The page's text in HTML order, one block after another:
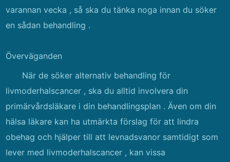
varannan vecka , så ska du tänka noga innan du söker
en sådan behandling .
Överväganden
När de söker alternativ behandling för
livmoderhalscancer , ska du alltid involvera din
primärvårdsläkare i din behandlingsplan . Även om din
hälsa läkare kan ha utmärkta förslag för att lindra
obehag och hjälper till att levnadsvanor samtidigt som
lever med livmoderhalscancer , kan vissa